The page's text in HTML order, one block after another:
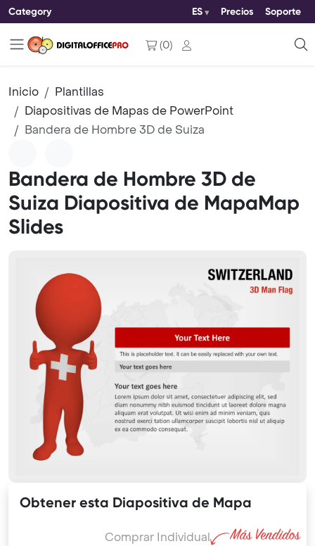
Category ES Precios Soporte
(0)
Inicio
Plantillas
Diapositivas de Mapas de PowerPoint
Bandera de Hombre 3D de Suiza
Bandera de Hombre 3D de
Suiza Diapositiva de MapaMap
Slides
Obtener esta Diapositiva de Mapa
Comprar Individual